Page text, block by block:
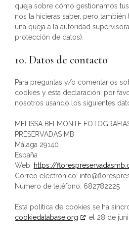
queja sobre cómo gestionamos
nos la hicieras saber, pero
una queja a la autoridad
protección de datos).
10. Datos de contacto
Para preguntas y/o comentarios
cookies y esta declaración, por
nosotros usando los siguientes
MELISSA BELMONTE
PRESERVADAS MB
Málaga 29140
España
Web: https://
Correo electrónico: info@
Número de teléfono: 682782225
Esta política de cookies se ha
cookiedatabase.org
el 28 de